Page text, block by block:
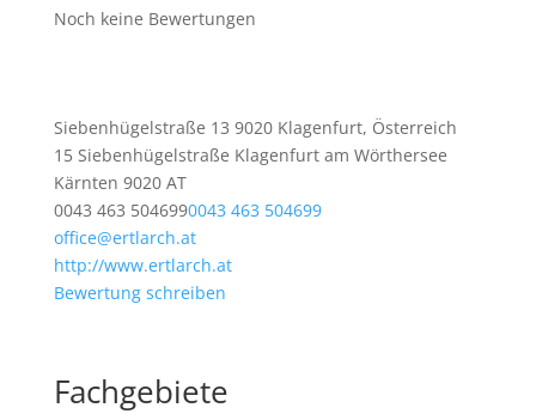
Noch keine Bewertungen
Siebenhügelstraße 13 9020 Klagenfurt, Österreich
15 Siebenhügelstraße Klagenfurt am Wörthersee
Kärnten 9020 AT
0043 463 5046990043 463 504699
office@ertlarch.at
http://www.ertlarch.at
Bewertung schreiben
Fachgebiete